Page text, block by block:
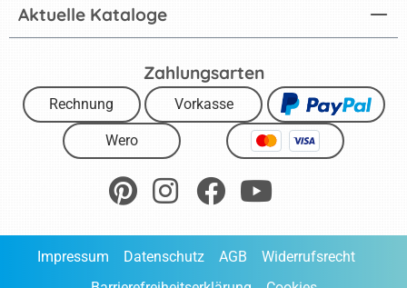
Aktuelle Kataloge
Zahlungsarten
Rechnung Vorkasse
Wero
Impressum Datenschutz AGB
Widerrufsrecht